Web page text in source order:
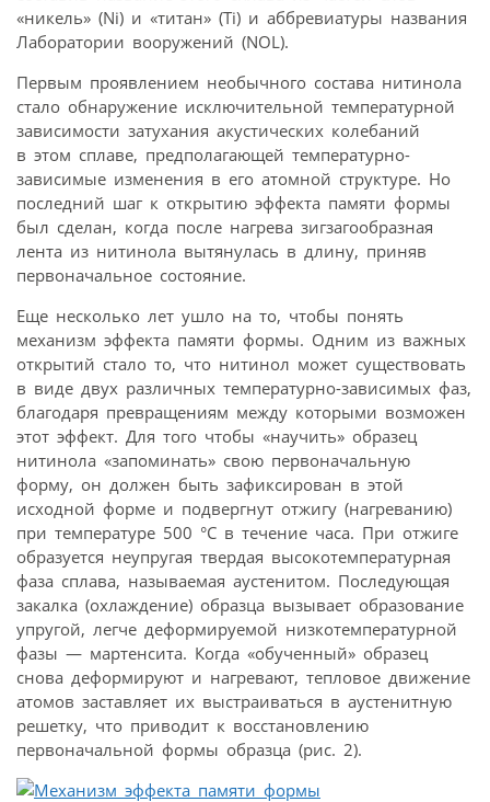
«никель» (Ni) и «титан» (Тi) и аббревиатуры названия
Лаборатории вооружений (NOL).
Первым проявлением необычного состава нитинола
стало обнаружение исключительной температурной
зависимости затухания акустических колебаний
в этом сплаве, предполагающей температурно-
зависимые изменения в его атомной структуре. Но
последний шаг к открытию эффекта памяти формы
был сделан, когда после нагрева зигзагообразная
лента из нитинола вытянулась в длину, приняв
первоначальное состояние.
Еще несколько лет ушло на то, чтобы понять
механизм эффекта памяти формы. Одним из важных
открытий стало то, что нитинол может существовать
в виде двух различных температурно-зависимых фаз,
благодаря превращениям между которыми возможен
этот эффект. Для того чтобы «научить» образец
нитинола «запоминать» свою первоначальную
форму, он должен быть зафиксирован в этой
исходной форме и подвергнут отжигу (нагреванию)
при температуре 500 °С в течение часа. При отжиге
образуется неупругая твердая высокотемпературная
фаза сплава, называемая аустенитом. Последующая
закалка (охлаждение) образца вызывает образование
упругой, легче деформируемой низкотемпературной
фазы — мартенсита. Когда «обученный» образец
снова деформируют и нагревают, тепловое движение
атомов заставляет их выстраиваться в аустенитную
решетку, что приводит к восстановлению
первоначальной формы образца (рис. 2).